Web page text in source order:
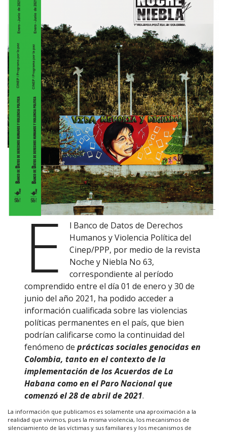
E
l Banco de Datos de Derechos
Humanos y Violencia Política del
Cinep/PPP, por medio de la revista
Noche y Niebla No 63,
correspondiente al período
comprendido entre el día 01 de enero y 30 de
junio del año 2021, ha podido acceder a
información cualificada sobre las violencias
políticas permanentes en el país, que bien
podrían calificarse como la continuidad del
fenómeno deprácticas sociales genocidas en
Colombia, tanto en el contexto de la
implementación de los Acuerdos de La
Habana como en el Paro Nacional que
comenzó el 28 de abril de 2021.
La información que publicamos es solamente una aproximación a la
realidad que vivimos, pues la misma violencia, los mecanismos de
silenciamiento de las víctimas y sus familiares y los mecanismos de